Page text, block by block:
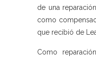
de una
como
que recibió de
Como